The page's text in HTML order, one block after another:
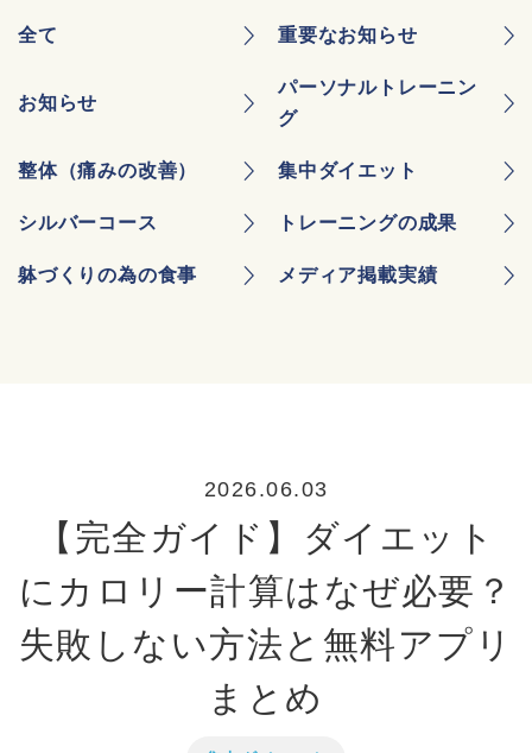
全て 重要なお知らせ
お知らせ
パーソナルトレーニン
グ
整体（痛みの改善） 集中ダイエット
シルバーコース トレーニングの成果
躰づくりの為の食事 メディア掲載実績
2026.06.03
【完全ガイド】ダイエット
にカロリー計算はなぜ必要？
失敗しない方法と無料アプリ
まとめ